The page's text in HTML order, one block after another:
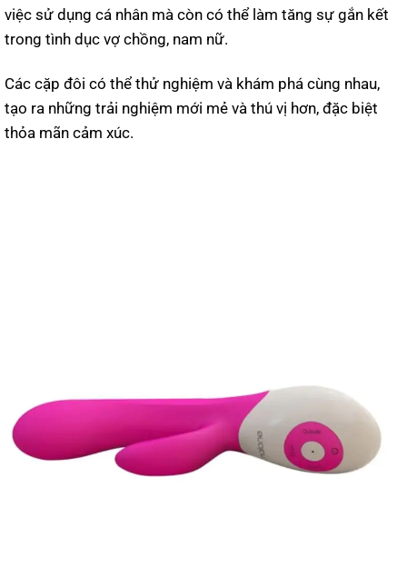
việc sử dụng cá nhân mà còn có thể làm tăng sự gắn kết
trong tình dục vợ chồng, nam nữ.
Các cặp đôi có thể thử nghiệm và khám phá cùng nhau,
tạo ra những trải nghiệm mới mẻ và thú vị hơn, đặc biệt
thỏa mãn cảm xúc.